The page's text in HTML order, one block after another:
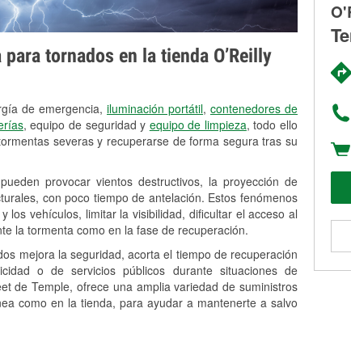
tornados en la tienda O’Reilly
de emergencia, iluminación portátil, contenedores de
, equipo de seguridad y equipo de limpieza, todo ello
severas y recuperarse de forma segura tras su
provocar vientos destructivos, la proyección de
con poco tiempo de antelación. Estos fenómenos
los vehículos, limitar la visibilidad, dificultar el acceso al
la tormenta como en la fase de recuperación.
mejora la seguridad, acorta el tiempo de recuperación
o de servicios públicos durante situaciones de
de Temple, ofrece una amplia variedad de suministros
como en la tienda, para ayudar a mantenerte a salvo